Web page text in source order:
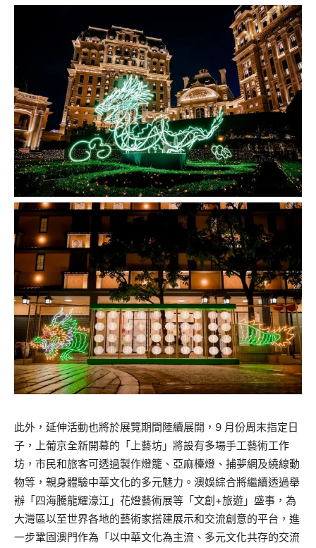
此外，延伸活動也將於展覽期間陸續展開，9 月份周末指定日
子，上葡京全新開幕的「上藝坊」將設有多場手工藝術工作
坊，市民和旅客可透過製作燈籠、亞麻檯燈、捕夢網及繞線動
物等，親身體驗中華文化的多元魅力。澳娛綜合將繼續透過舉
辦「四海騰龍耀濠江」花燈藝術展等「文創+旅遊」盛事，為
大灣區以至世界各地的藝術家搭建展示和交流創意的平台，進
一步鞏固澳門作為「以中華文化為主流、多元文化共存的交流